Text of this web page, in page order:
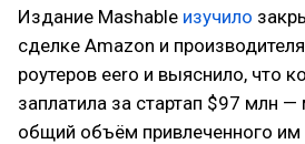
Издание Mashable изучило
сделке Amazon и
роутеров eero и выяснило, что
заплатила за стартап $97 млн
общий объём привлеченного им